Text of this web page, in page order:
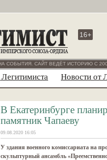
16+
СОБЫТИЯ. САЙТ ВЕДЁТ ИСТОРИЮ С
Легитимиста Новости от
В Екатеринбурге
памятник Чапаеву
09.08.2020 16:05
У здания военного комиссариата на
скульптурный ансамбль